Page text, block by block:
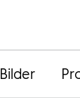
Bilder